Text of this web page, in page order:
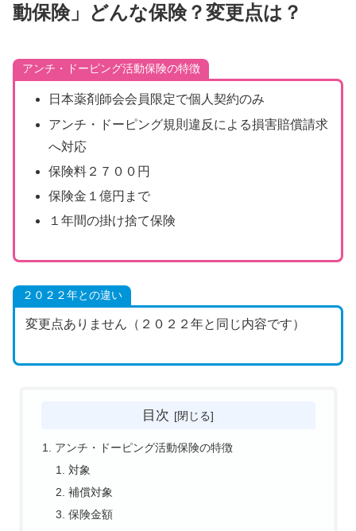
動保険」どんな保険？変更点は？
アンチ・ドーピング活動保険の特徴
日本薬剤師会会員限定で個人契約のみ
アンチ・ドーピング規則違反による損害賠償請求
へ対応
保険料２７００円
保険金１億円まで
１年間の掛け捨て保険
２０２２年との違い
変更点ありません（２０２２年と同じ内容です）
目次
アンチ・ドーピング活動保険の特徴
対象
補償対象
保険金額